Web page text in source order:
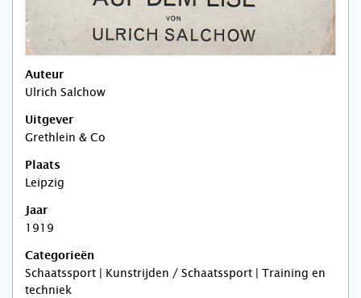
Auteur
Ulrich Salchow
Uitgever
Grethlein & Co
Plaats
Leipzig
Jaar
1919
Categorieën
Schaatssport | Kunstrijden / Schaatssport | Training en
techniek